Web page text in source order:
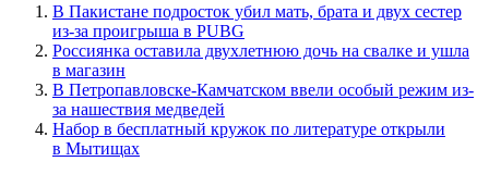
В Пакистане подросток убил мать, брата и двух сестер
из-за проигрыша в PUBG
Россиянка оставила двухлетнюю дочь на свалке и ушла
в магазин
В Петропавловске-Камчатском ввели особый режим из-
за нашествия медведей
Набор в бесплатный кружок по литературе открыли
в Мытищах